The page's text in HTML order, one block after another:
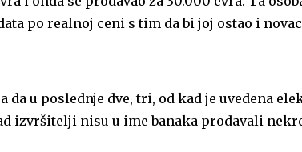
po realnoj ceni s tim da bi joj ostao i
da u poslednje dve, tri, od kad je uvedena
izvršitelji nisu u ime banaka prodavali